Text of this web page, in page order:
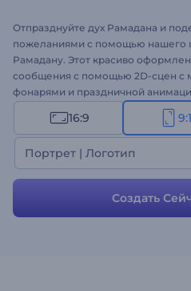
Отпразднуйте дух Рамадана и
пожеланиями с помощью нашего
Рамадану. Этот красиво
сообщения с помощью 2D-сцен с
фонарями и праздничной
добавив свои поздравления,
музыку, чтобы создать
аудитории. Идеально подходит
поздравительных видеороликов,
приглашений на мероприятия и
16:9
Портрет | Логотип
Создать